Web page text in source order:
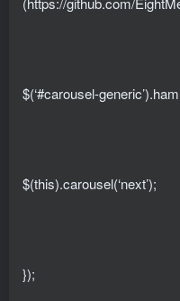
$(‘#carousel-
$(this).carousel(‘next’);
});